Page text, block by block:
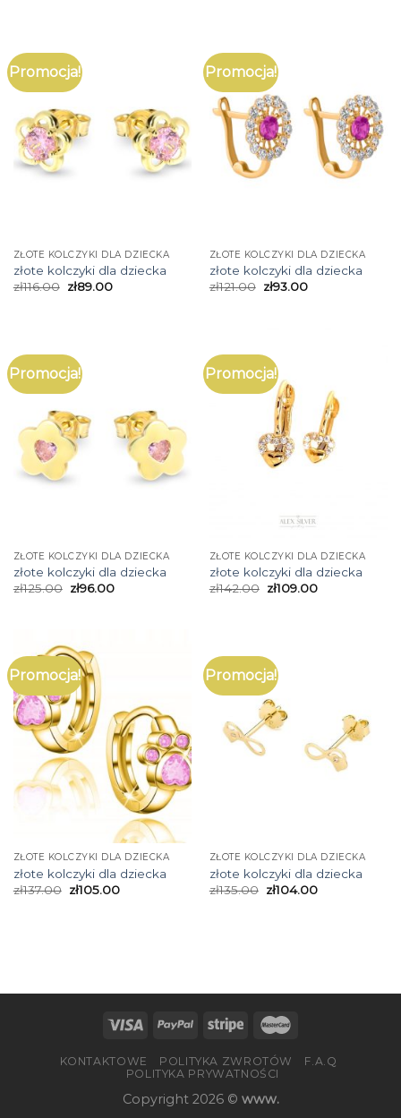
Promocja!
ZŁOTE KOLCZYKI DLA DZIECKA
złote kolczyki dla dziecka
zł116.00 zł89.00
Promocja!
ZŁOTE KOLCZYKI DLA DZIECKA
złote kolczyki dla dziecka
zł121.00 zł93.00
Promocja!
ZŁOTE KOLCZYKI DLA DZIECKA
złote kolczyki dla dziecka
zł125.00 zł96.00
Promocja!
ZŁOTE KOLCZYKI DLA DZIECKA
złote kolczyki dla dziecka
zł142.00 zł109.00
Promocja!
ZŁOTE KOLCZYKI DLA DZIECKA
złote kolczyki dla dziecka
zł137.00 zł105.00
Promocja!
ZŁOTE KOLCZYKI DLA DZIECKA
złote kolczyki dla dziecka
zł135.00 zł104.00
KONTAKTOWE POLITYKA ZWROTÓW
F.A.Q
POLITYKA PRYWATNOŚCI
Copyright 2026 © www.